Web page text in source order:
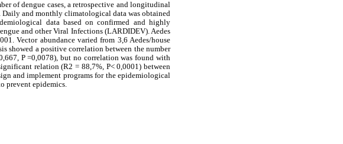
of dengue cases, a retrospective and longitudinal
and monthly climatological data was obtained
data based on confirmed and highly
and other Viral Infections (LARDIDEV). Aedes
Vector abundance varied from 3,6 Aedes/house
showed a positive correlation between the number
P =0,0078), but no correlation was found with
relation (R2 = 88,7%, P< 0,0001) between
and implement programs for the epidemiological
prevent epidemics.